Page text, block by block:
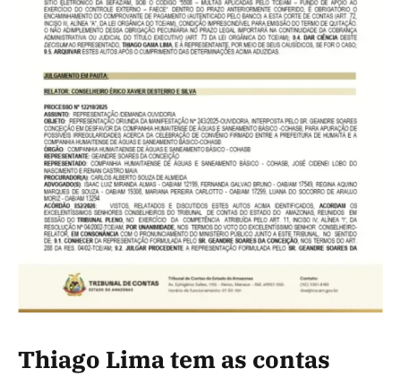
Thiago Lima tem as contas